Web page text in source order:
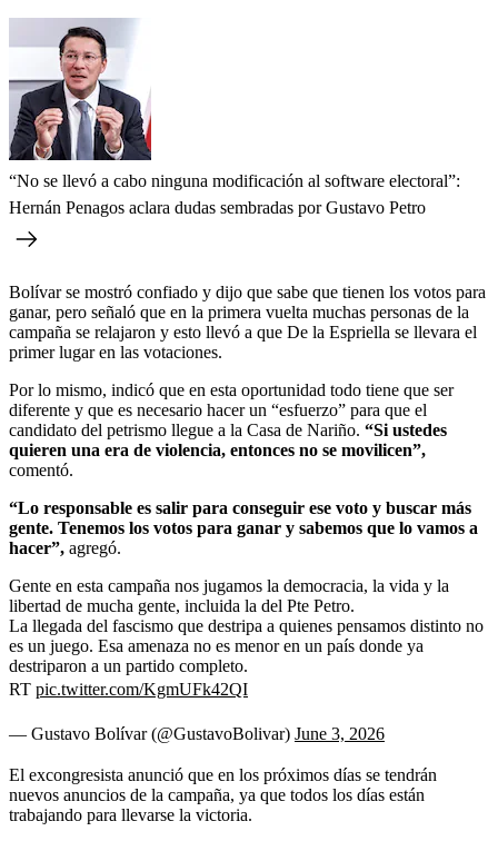
“No se llevó a cabo ninguna modificación al software electoral”:
Hernán Penagos aclara dudas sembradas por Gustavo Petro
Bolívar se mostró confiado y dijo que sabe que tienen los votos para
ganar, pero señaló que en la primera vuelta muchas personas de la
campaña se relajaron y esto llevó a que De la Espriella se llevara el
primer lugar en las votaciones.
Por lo mismo, indicó que en esta oportunidad todo tiene que ser
diferente y que es necesario hacer un “esfuerzo” para que el
candidato del petrismo llegue a la Casa de Nariño. “Si ustedes
quieren una era de violencia, entonces no se movilicen”,
comentó.
“Lo responsable es salir para conseguir ese voto y buscar más
gente. Tenemos los votos para ganar y sabemos que lo vamos a
hacer”, agregó.
Gente en esta campaña nos jugamos la democracia, la vida y la
libertad de mucha gente, incluida la del Pte Petro.
La llegada del fascismo que destripa a quienes pensamos distinto no
es un juego. Esa amenaza no es menor en un país donde ya
destriparon a un partido completo.
RT pic.twitter.com/KgmUFk42QI
— Gustavo Bolívar (@GustavoBolivar) June 3, 2026
El excongresista anunció que en los próximos días se tendrán
nuevos anuncios de la campaña, ya que todos los días están
trabajando para llevarse la victoria.